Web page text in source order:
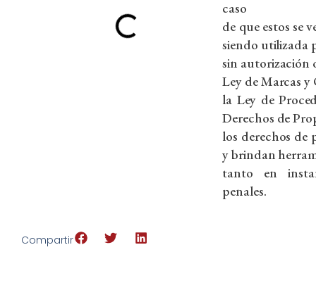
caso
de que estos se
siendo utilizada
sin autorización
Ley de Marcas
la Ley de
Derechos de
los derechos
y brindan
tanto en
penales.
Compartir